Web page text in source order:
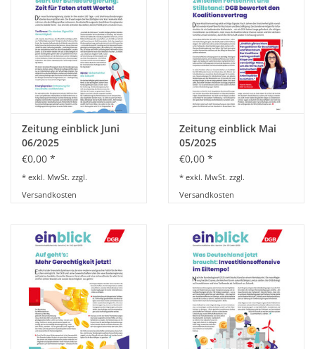
HANDWERK
1. MAI
TARIFWENDE
INITIATIVE „MENSCH“
GEWERKSCHAFTEN FÜR DEN
FRIEDEN
VEREINBARKEIT GESTALTEN
MIETENSTOPP
BETRIEBSRATSWAHL 2026
Zeitung einblick Juni
06/2025
€0,00 *
* exkl. MwSt. zzgl.
Versandkosten
Zeitung einblick Mai
05/2025
€0,00 *
* exkl. MwSt. zzgl.
Versandkosten